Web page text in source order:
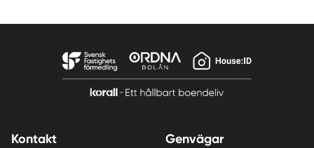
Kontakt Genvägar